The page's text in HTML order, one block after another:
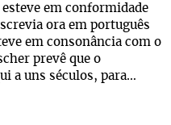
em conformidade
ora em português
em consonância com o
prevê que o
a uns séculos, para…